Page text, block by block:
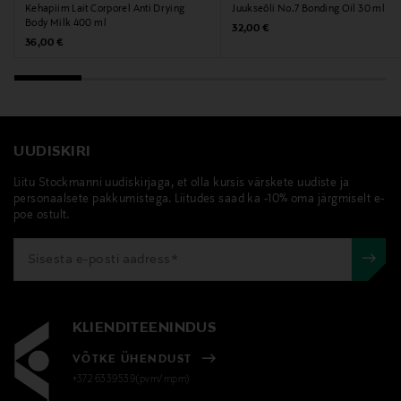
Kehapiim Lait Corporel Anti Drying
Body Milk 400 ml
Original Price
36,00 €
Juukseõli No.7 Bonding Oil 30 ml
Original Price
32,00 €
UUDISKIRI
Liitu Stockmanni uudiskirjaga, et olla kursis värskete uudiste ja
personaalsete pakkumistega. Liitudes saad ka -10% oma järgmiselt e-
poe ostult.
KLIENDITEENINDUS
VÕTKE ÜHENDUST
+372 6339539(pvm/mpm)